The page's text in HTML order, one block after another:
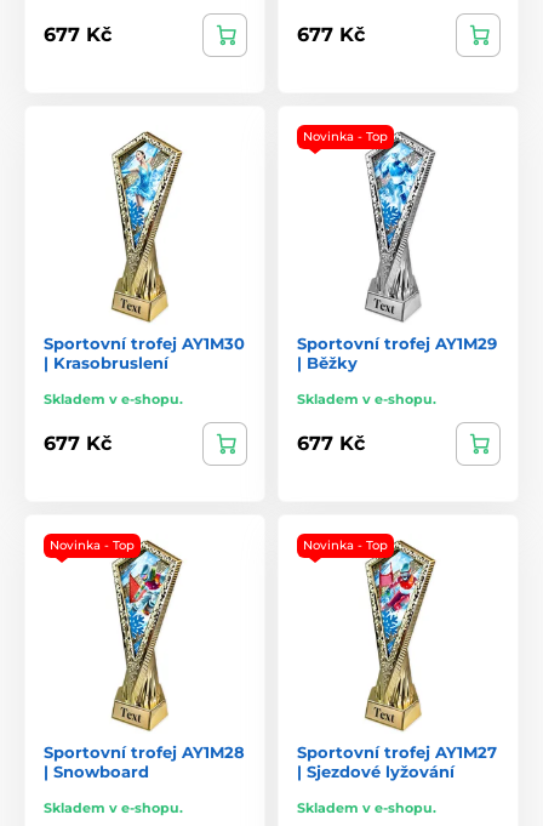
677 Kč 677 Kč
Sportovní trofej AY1M30
| Krasobruslení
Skladem v e-shopu.
677 Kč
Novinka - Top
Sportovní trofej AY1M29
| Běžky
Skladem v e-shopu.
677 Kč
Novinka - Top
Sportovní trofej AY1M28
| Snowboard
Skladem v e-shopu.
Novinka - Top
Sportovní trofej AY1M27
| Sjezdové lyžování
Skladem v e-shopu.